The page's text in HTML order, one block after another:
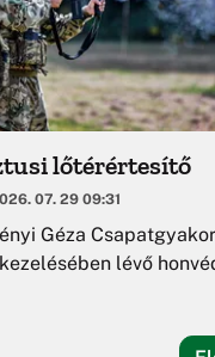
lőtérértesítő
07. 29 09:31
Géza
lévő